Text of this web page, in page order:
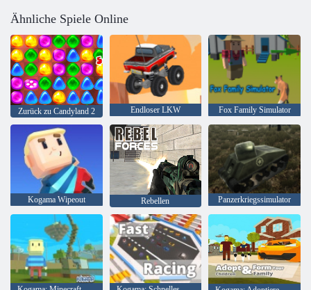
Ähnliche Spiele Online
Zurück zu Candyland 2 Endloser LKW Fox Family Simulator
Kogama Wipeout Rebellen Panzerkriegssimulator